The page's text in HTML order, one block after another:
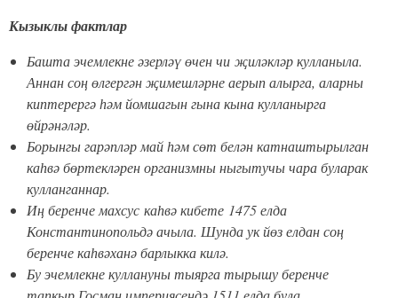
Кызыклы фактлар
Башта эчемлекне әзерләү өчен чи җиләкләр кулланыла.
Аннан соң өлгергән җимешләрне аерып алырга, аларны
киптерергә һәм йомшагын гына кына кулланырга
өйрәнәләр.
Борынгы гарәпләр май һәм сөт белән катнаштырылган
каһвә бөртекләрен организмны ныгытучы чара буларак
кулланганнар.
Иң беренче махсус каһвә кибете 1475 елда
Константинопольдә ачыла. Шунда ук йөз елдан соң
беренче каһвәханә барлыкка килә.
Бу эчемлекне куллануны тыярга тырышу беренче